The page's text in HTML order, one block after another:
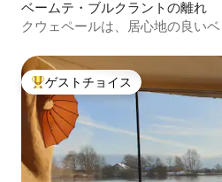
ベームテ・ブルクラントの離れ
クウェペールは、居心地の良い
大好評のゲストチョイスです。
ゲストチョイス